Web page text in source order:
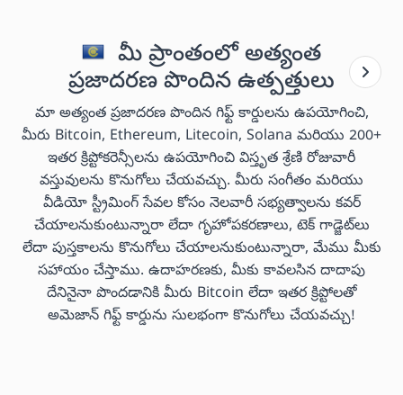
మీ ప్రాంతంలో అత్యంత
ప్రజాదరణ పొందిన ఉత్పత్తులు
మా అత్యంత ప్రజాదరణ పొందిన గిఫ్ట్ కార్డులను ఉపయోగించి,
మీరు Bitcoin, Ethereum, Litecoin, Solana మరియు 200+
ఇతర క్రిప్టోకరెన్సీలను ఉపయోగించి విస్తృత శ్రేణి రోజువారీ
వస్తువులను కొనుగోలు చేయవచ్చు. మీరు సంగీతం మరియు
వీడియో స్ట్రీమింగ్ సేవల కోసం నెలవారీ సభ్యత్వాలను కవర్
చేయాలనుకుంటున్నారా లేదా గృహోపకరణాలు, టెక్ గాడ్జెట్‌లు
లేదా పుస్తకాలను కొనుగోలు చేయాలనుకుంటున్నారా, మేము మీకు
సహాయం చేస్తాము. ఉదాహరణకు, మీకు కావలసిన దాదాపు
దేనినైనా పొందడానికి మీరు Bitcoin లేదా ఇతర క్రిప్టోలతో
అమెజాన్ గిఫ్ట్ కార్డును సులభంగా కొనుగోలు చేయవచ్చు!